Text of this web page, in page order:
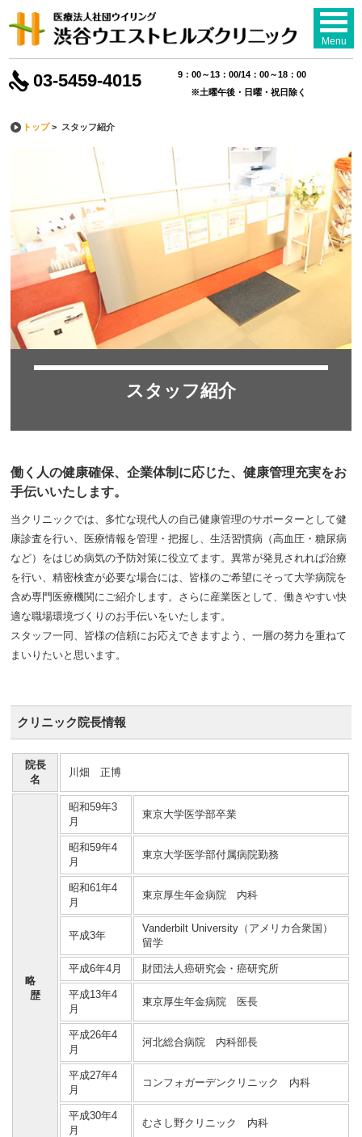
Menu
03-5459-4015
9：00～13：00/14：00～18：00
※土曜午後・日曜・祝日除く
トップ> スタッフ紹介
スタッフ紹介
働く人の健康確保、企業体制に応じた、健康管理充実をお
手伝いいたします。
当クリニックでは、多忙な現代人の自己健康管理のサポーターとして健
康診査を行い、医療情報を管理・把握し、生活習慣病（高血圧・糖尿病
など）をはじめ病気の予防対策に役立てます。異常が発見されれば治療
を行い、精密検査が必要な場合には、皆様のご希望にそって大学病院を
含め専門医療機関にご紹介します。さらに産業医として、働きやすい快
適な職場環境づくりのお手伝いをいたします。
スタッフ一同、皆様の信頼にお応えできますよう、一層の努力を重ねて
まいりたいと思います。
クリニック院長情報
院長
名
川畑 正博
略
歴
昭和59年3
月
東京大学医学部卒業
昭和59年4
月
東京大学医学部付属病院勤務
昭和61年4
月
東京厚生年金病院 内科
平成3年
Vanderbilt University（アメリカ合衆国）
留学
平成6年4月 財団法人癌研究会・癌研究所
平成13年4
月
東京厚生年金病院 医長
平成26年4
月
河北総合病院 内科部長
平成27年4
月
コンフォガーデンクリニック 内科
平成30年4
月
むさし野クリニック 内科